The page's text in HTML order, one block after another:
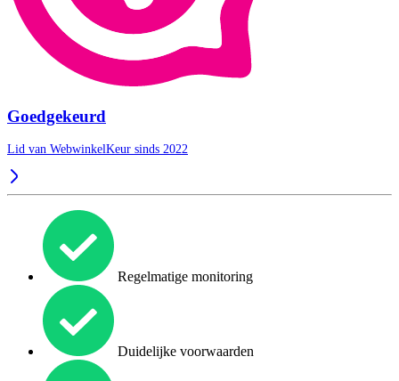
Goedgekeurd
Lid van WebwinkelKeur sinds 2022
Regelmatige monitoring
Duidelijke voorwaarden